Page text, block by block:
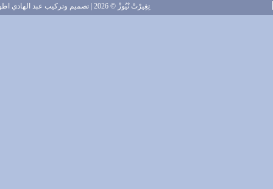
تِغِيرْتْ نْيُوزْ© 2026 | تصميم وتركيب عبد الهادي اطويل